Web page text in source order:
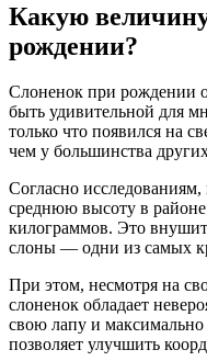
Какую
рождении?
Слоненок при рождении
быть удивительной для
только что появился на
чем у большинства
Согласно
среднюю высоту в
килограммов. Это
слоны — одни из самых
При этом, несмотря на
слоненок обладает
свою лапу и максимально
позволяет улучшить